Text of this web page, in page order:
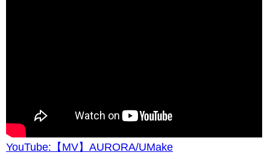
YouTube:【MV】AURORA/UMake